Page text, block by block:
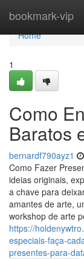
bookmark-vip
Home
Home
1
Como
Baratos
bernardf790ayz1
Como Fazer
ideias originais,
a chave para
amantes de arte,
workshop de arte
https://
especiais-faça-
presentes-para-